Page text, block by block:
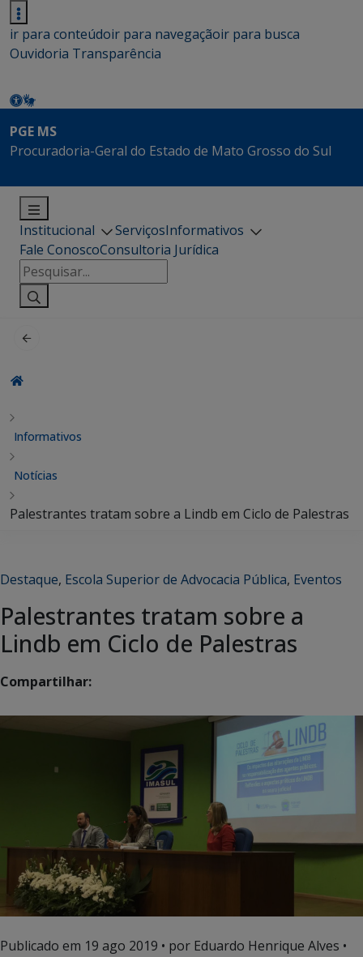
ir para conteúdoir para navegaçãoir para busca
Ouvidoria Transparência
PGE MS
Procuradoria-Geral do Estado de Mato Grosso do Sul
Institucional ServiçosInformativos
Fale ConoscoConsultoria Jurídica
Pesquisar
por:
Informativos
Notícias
Palestrantes tratam sobre a Lindb em Ciclo de Palestras
Destaque, Escola Superior de Advocacia Pública, Eventos
Palestrantes tratam sobre a
Lindb em Ciclo de Palestras
Compartilhar:
Publicado em 19 ago 2019 • por Eduardo Henrique Alves •